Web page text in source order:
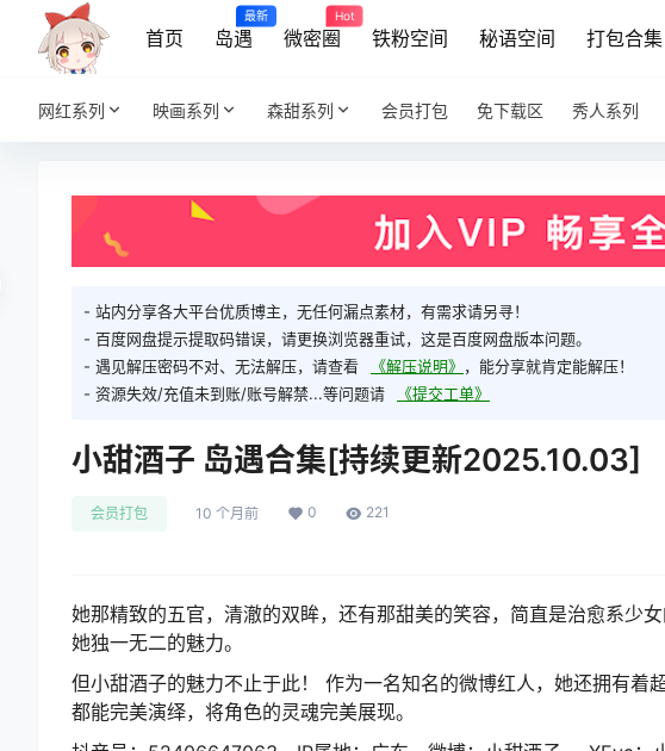
首页 岛遇
最新
微密圈
Hot
铁粉空间 秘语空间 打包合集
网红系列 映画系列 森甜系列 会员打包 免下载区 秀人系列
- 站内分享各大平台优质博主，无任何漏点素材，有需求请另寻！
- 百度网盘提示提取码错误，请更换浏览器重试，这是百度网盘版本问题。
- 遇见解压密码不对、无法解压，请查看
《解压说明》 ，能分享就肯定能解压！
- 资源失效/充值未到账/账号解禁...等问题请
《提交工单》
小甜酒子 岛遇合集[持续更新2025.10.03]
会员打包 10 个月前 0 221
她那精致的五官，清澈的双眸，还有那甜美的笑容，简直是治愈系少
她独一无二的魅力。
但小甜酒子的魅力不止于此！ 作为一名知名的微博红人，她还拥有
都能完美演绎，将角色的灵魂完美展现。